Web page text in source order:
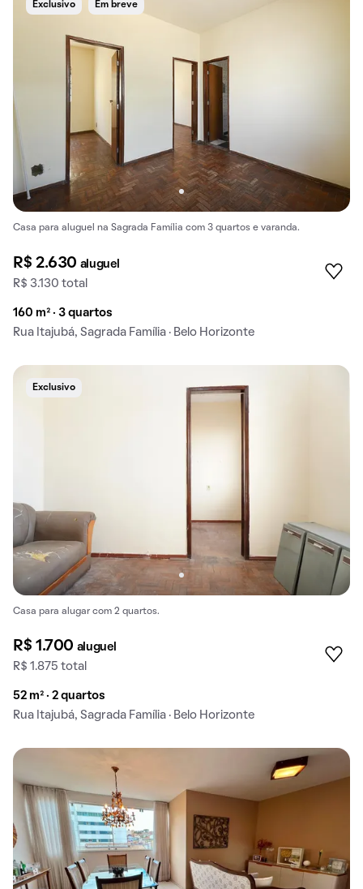
Exclusivo Em breve
Casa para aluguel na Sagrada Família com 3 quartos e varanda.
R$ 2.630 aluguel
R$ 3.130 total
160 m² · 3 quartos
Rua Itajubá, Sagrada Família · Belo Horizonte
Exclusivo
Casa para alugar com 2 quartos.
R$ 1.700 aluguel
R$ 1.875 total
52 m² · 2 quartos
Rua Itajubá, Sagrada Família · Belo Horizonte